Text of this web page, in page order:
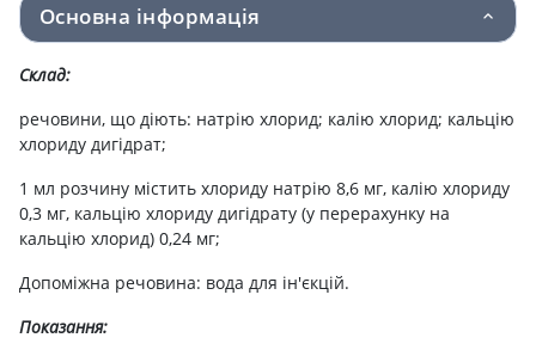
Основна інформація
Склад:
речовини, що діють: натрію хлорид; калію хлорид; кальцію
хлориду дигідрат;
1 мл розчину містить хлориду натрію 8,6 мг, калію хлориду
0,3 мг, кальцію хлориду дигідрату (у перерахунку на
кальцію хлорид) 0,24 мг;
Допоміжна речовина: вода для ін'єкцій.
Показання: